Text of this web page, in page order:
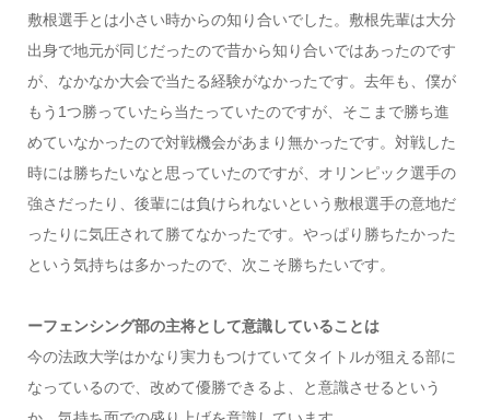
敷根選手とは小さい時からの知り合いでした。敷根先輩は大分
出身で地元が同じだったので昔から知り合いではあったのです
が、なかなか大会で当たる経験がなかったです。去年も、僕が
もう1つ勝っていたら当たっていたのですが、そこまで勝ち進
めていなかったので対戦機会があまり無かったです。対戦した
時には勝ちたいなと思っていたのですが、オリンピック選手の
強さだったり、後輩には負けられないという敷根選手の意地だ
ったりに気圧されて勝てなかったです。やっぱり勝ちたかった
という気持ちは多かったので、次こそ勝ちたいです。
ーフェンシング部の主将として意識していることは
今の法政大学はかなり実力もつけていてタイトルが狙える部に
なっているので、改めて優勝できるよ、と意識させるという